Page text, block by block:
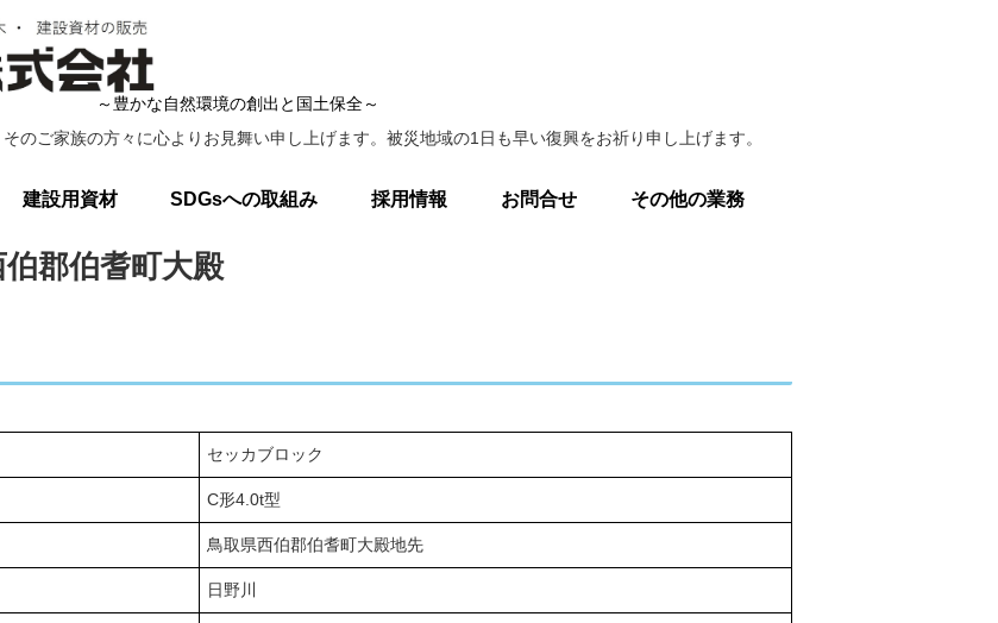
～豊かな自然環境の創出と国土保全～
のご家族の方々に心よりお見舞い申し上げます。被災地域の1日も早い復興をお祈り申し上げます。
建設用資材 SDGsへの取組み 採用情報 お問合せ その他の業務
ご利用条件
伯郡伯耆町大殿
セッカブロック
C形4.0t型
鳥取県西伯郡伯耆町大殿地先
日野川